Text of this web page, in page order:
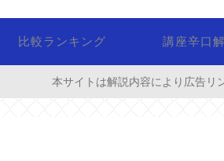
比較ランキング 講座辛口
本サイトは解説内容により広告リ